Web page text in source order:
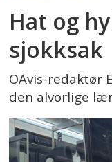
Hat og
sjokksak
OAvis-redaktør
den alvorlige